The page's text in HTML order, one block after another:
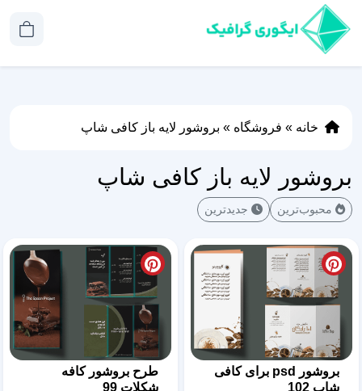
خانه » فروشگاه » بروشور لایه باز کافی شاپ
بروشور لایه باز کافی شاپ
محبوب‌ترین جدیدترین
بروشور psd برای کافی
شاپ 102
طرح بروشور کافه
شکلات 99